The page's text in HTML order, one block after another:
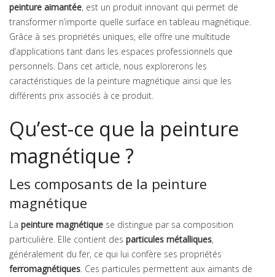
peinture aimantée, est un produit innovant qui permet de
transformer n’importe quelle surface en tableau magnétique.
Grâce à ses propriétés uniques, elle offre une multitude
d’applications tant dans les espaces professionnels que
personnels. Dans cet article, nous explorerons les
caractéristiques de la peinture magnétique ainsi que les
différents prix associés à ce produit.
Qu’est-ce que la peinture
magnétique ?
Les composants de la peinture
magnétique
La peinture magnétique se distingue par sa composition
particulière. Elle contient des particules métalliques,
généralement du fer, ce qui lui confère ses propriétés
ferromagnétiques. Ces particules permettent aux aimants de